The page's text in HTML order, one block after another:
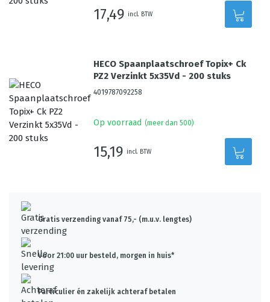
17,49 incl. BTW
HECO Spaanplaatschroef Topix+ Ck
PZ2 Verzinkt 5x35Vd - 200 stuks
4019787092258
Op voorraad (meer dan 500)
15,19 incl. BTW
Gratis verzending vanaf 75,- (m.u.v. lengtes)
Voor 21:00 uur besteld, morgen in huis*
Particulier én zakelijk achteraf betalen